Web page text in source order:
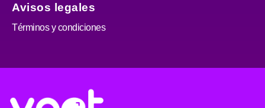
Avisos legales
Términos y condiciones